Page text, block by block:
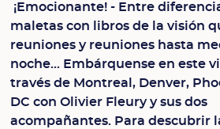
¡Emocionante! - Entre
maletas con libros de la visión
reuniones y reuniones hasta
noche... Embárquense en este
través de Montreal, Denver,
DC con Olivier Fleury y sus dos
acompañantes. Para descubrir